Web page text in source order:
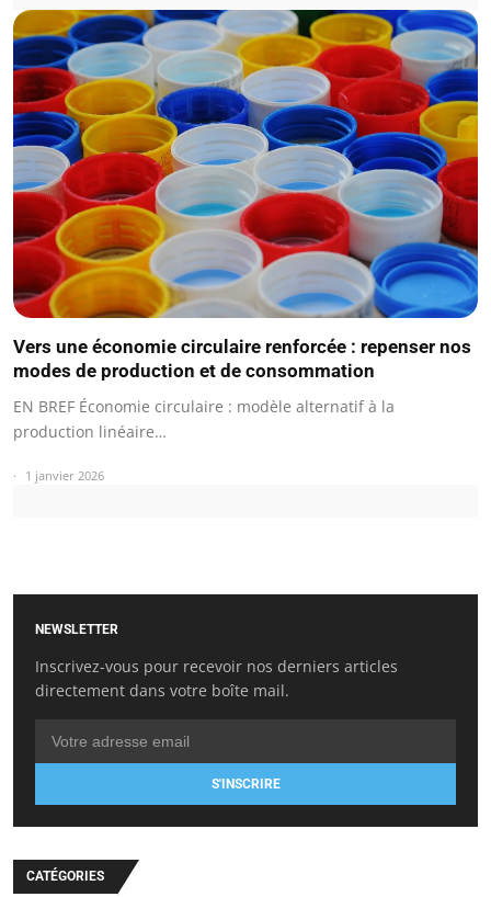
Vers une économie circulaire renforcée : repenser nos
modes de production et de consommation
EN BREF Économie circulaire : modèle alternatif à la
production linéaire…
1 janvier 2026
NEWSLETTER
Inscrivez-vous pour recevoir nos derniers articles
directement dans votre boîte mail.
S'INSCRIRE
CATÉGORIES